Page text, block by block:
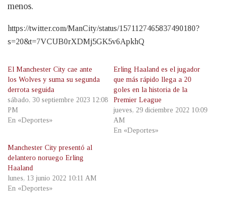
menos.
https://twitter.com/ManCity/status/1571127465837490180?
s=20&t=7VCUB0rXDMj5GK5v6ApkhQ
El Manchester City cae ante
los Wolves y suma su segunda
derrota seguida
sábado, 30 septiembre 2023 12:08
PM
En «Deportes»
Erling Haaland es el jugador
que más rápido llega a 20
goles en la historia de la
Premier League
jueves, 29 diciembre 2022 10:09
AM
En «Deportes»
Manchester City presentó al
delantero noruego Erling
Haaland
lunes, 13 junio 2022 10:11 AM
En «Deportes»